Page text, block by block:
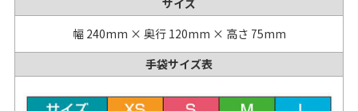
幅 240mm × 奥行 120mm × 高さ 75mm
手袋サイズ表